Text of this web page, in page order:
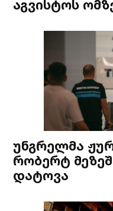
აგვისტოს
უნგრელმა
რობერტ
დატოვა